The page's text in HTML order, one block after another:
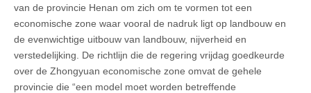
van de provincie Henan om zich om te vormen tot een
economische zone waar vooral de nadruk ligt op landbouw en
de evenwichtige uitbouw van landbouw, nijverheid en
verstedelijking. De richtlijn die de regering vrijdag goedkeurde
over de Zhongyuan economische zone omvat de gehele
provincie die “een model moet worden betreffende